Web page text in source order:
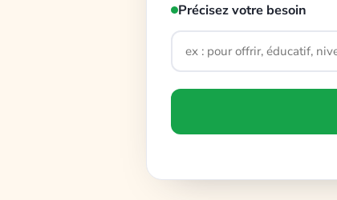
Précisez votre besoin